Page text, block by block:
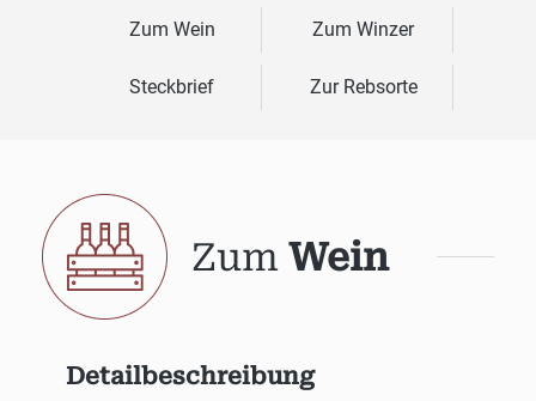
Zum Wein Zum Winzer
Steckbrief Zur Rebsorte
Zum Wein
Detailbeschreibung